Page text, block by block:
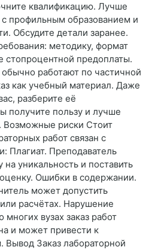
квалификацию. Лучше
профильным образованием и
Обсудите детали заранее.
методику, формат
стопроцентной предоплаты.
работают по частичной
как учебный материал. Даже
разберите её
получите пользу и лучше
Возможные риски Стоит
работ связан с
Плагиат. Преподаватель
уникальность и поставить
Ошибки в содержании.
может допустить
расчётах. Нарушение
вузах заказ работ
и может привести к
Заказ лабораторной